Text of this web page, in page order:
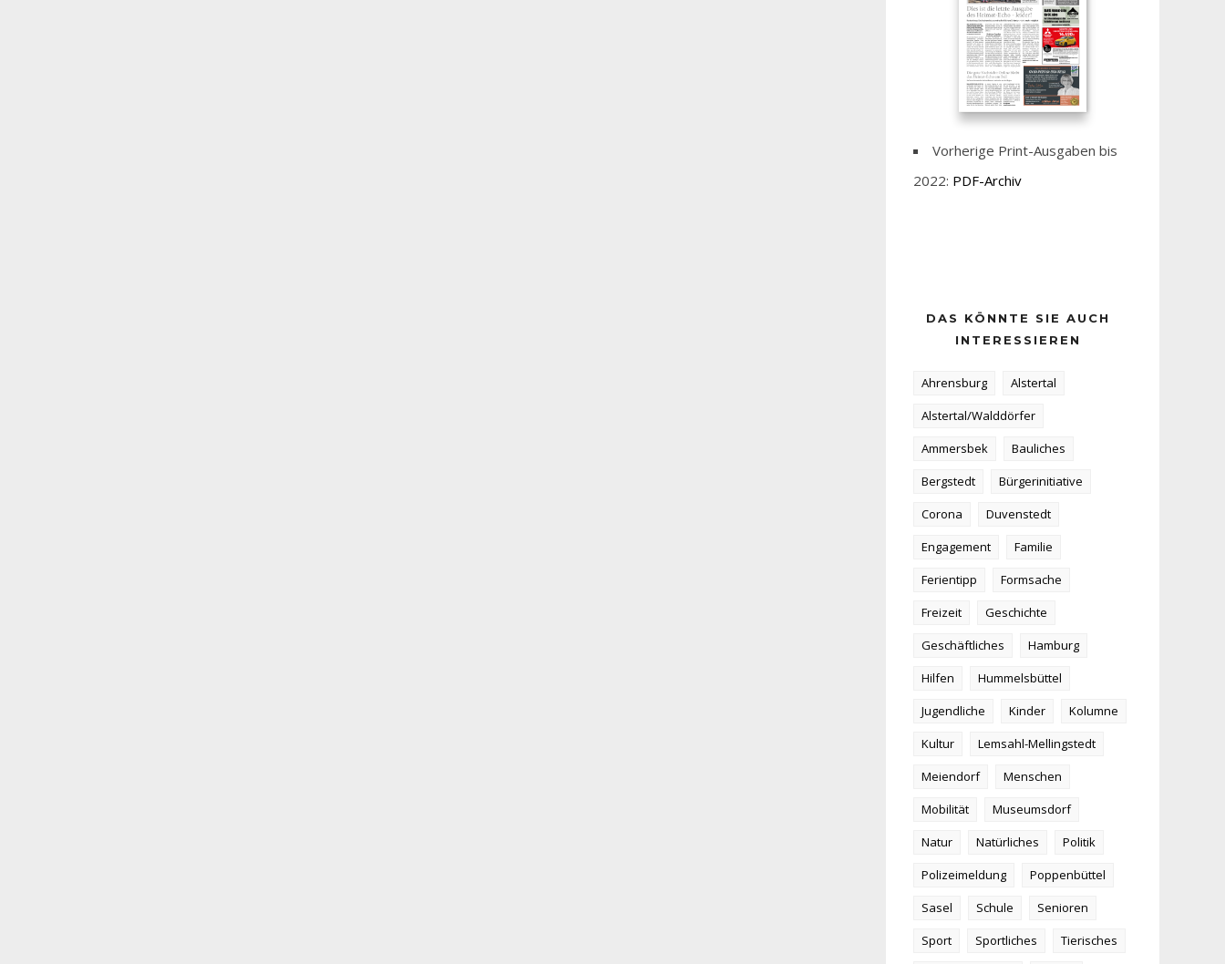
Vorherige Print-Ausgaben bis
2022: PDF-Archiv
DAS KÖNNTE SIE AUCH
INTERESSIEREN
Ahrensburg
Alstertal
Alstertal/Walddörfer
Ammersbek
Bauliches
Bergstedt
Bürgerinitiative
Corona
Duvenstedt
Engagement
Familie
Ferientipp
Formsache
Freizeit
Geschichte
Geschäftliches
Hamburg
Hilfen
Hummelsbüttel
Jugendliche
Kinder
Kolumne
Kultur
Lemsahl-Mellingstedt
Meiendorf
Menschen
Mobilität
Museumsdorf
Natur
Natürliches
Politik
Polizeimeldung
Poppenbüttel
Sasel
Schule
Senioren
Sport
Sportliches
Tierisches